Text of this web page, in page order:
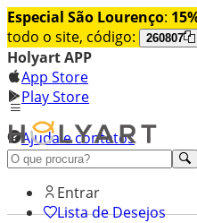
Especial São Lourenço:
todo o site, código:
260807
Holyart APP
App Store
Play Store
Ajuda e contatos
Conheça premium
Entrar
Lista de Desejos